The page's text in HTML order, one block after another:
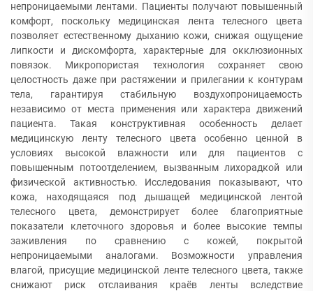
непроницаемыми лентами. Пациенты получают повышенный
комфорт, поскольку медицинская лента телесного цвета
позволяет естественному дыханию кожи, снижая ощущение
липкости и дискомфорта, характерные для окклюзионных
повязок. Микропористая технология сохраняет свою
целостность даже при растяжении и прилегании к контурам
тела, гарантируя стабильную воздухопроницаемость
независимо от места применения или характера движений
пациента. Такая конструктивная особенность делает
медицинскую ленту телесного цвета особенно ценной в
условиях высокой влажности или для пациентов с
повышенным потоотделением, вызванным лихорадкой или
физической активностью. Исследования показывают, что
кожа, находящаяся под дышащей медицинской лентой
телесного цвета, демонстрирует более благоприятные
показатели клеточного здоровья и более высокие темпы
заживления по сравнению с кожей, покрытой
непроницаемыми аналогами. Возможности управления
влагой, присущие медицинской ленте телесного цвета, также
снижают риск отслаивания краёв ленты вследствие